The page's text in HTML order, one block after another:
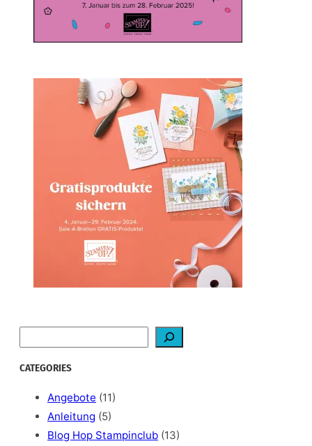
Sale-a-bration 2024 bei
Stampin‘ Up!
1. Februar 2024
e
a
CATEGORIES
Angebote (11)
Anleitung (5)
Blog Hop Stampinclub (13)